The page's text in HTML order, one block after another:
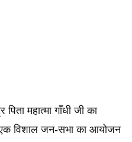
महात्मा गाँधी जी का
विशाल जन-सभा का आयोजन